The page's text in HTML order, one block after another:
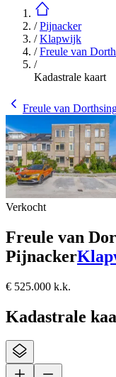
/Pijnacker
/Klapwijk
/Freule van
/
Kadastrale kaart
Freule van
Verkocht
Freule van
Pijnacker
€ 525.000 k.k.
Kadastrale